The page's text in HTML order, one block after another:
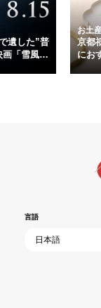
時代が再び、分断と
道を歩んではい
た”今”を生きる私
今だからこそ、尊
を多くの方にご覧い
遺した”普
画「雪風
お土
京都
にお
言語